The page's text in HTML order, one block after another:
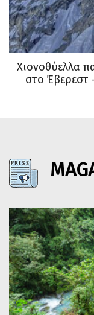
Χιονοθύελλα
στο Έβερεστ